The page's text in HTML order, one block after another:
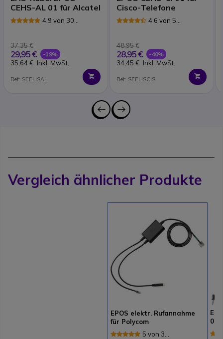
CEHS-AL 01 für Alcatel
4.9 von 30
37,35 €
29,95 € -19%
35,64 € Inkl. MwSt.
Ref: SEEHSAL
Cisco-Telefone
4.6 von 5
48,95 €
28,95 € -40%
34,45 € Inkl. MwSt.
Ref: SEEHSCIS
Vergleich ähnlicher Produkte
EPOS elektr. Rufannahme
für Polycom
5 von 3
01